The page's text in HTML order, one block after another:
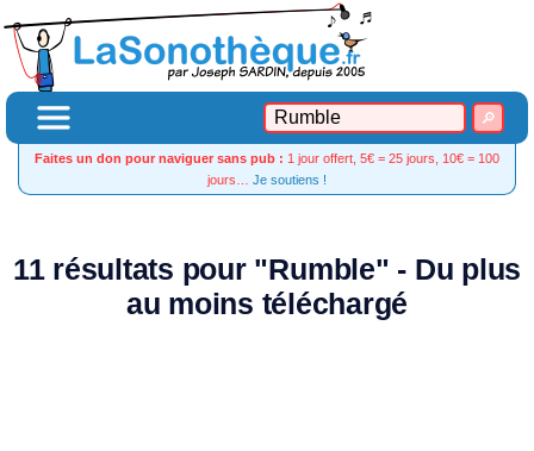
Faites un don pour naviguer sans pub : 1 jour offert, 5€ = 25 jours, 10€ = 100
jours… Je soutiens !
11 résultats pour "Rumble" - Du plus
au moins téléchargé